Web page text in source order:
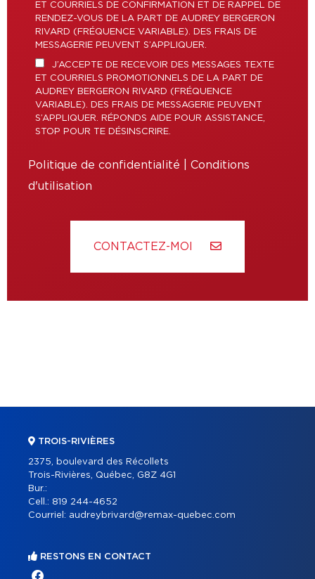
ET COURRIELS DE CONFIRMATION ET DE RAPPEL DE
RENDEZ-VOUS DE LA PART DE AUDREY BERGERON
RIVARD (FRÉQUENCE VARIABLE). DES FRAIS DE
MESSAGERIE PEUVENT S’APPLIQUER.
J’ACCEPTE DE RECEVOIR DES MESSAGES TEXTE
ET COURRIELS PROMOTIONNELS DE LA PART DE
AUDREY BERGERON RIVARD (FRÉQUENCE
VARIABLE). DES FRAIS DE MESSAGERIE PEUVENT
S’APPLIQUER. RÉPONDS AIDE POUR ASSISTANCE,
STOP POUR TE DÉSINSCRIRE.
Politique de confidentialité
Conditions
d'utilisation
CONTACTEZ-MOI
TROIS-RIVIÈRES
2375, boulevard des Récollets
Trois-Rivières, Québec, G8Z 4G1
Bur.:
Cell.: 819 244-4652
Courriel: audreybrivard@remax-quebec.com
RESTONS EN CONTACT